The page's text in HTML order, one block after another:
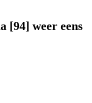
[94] weer eens